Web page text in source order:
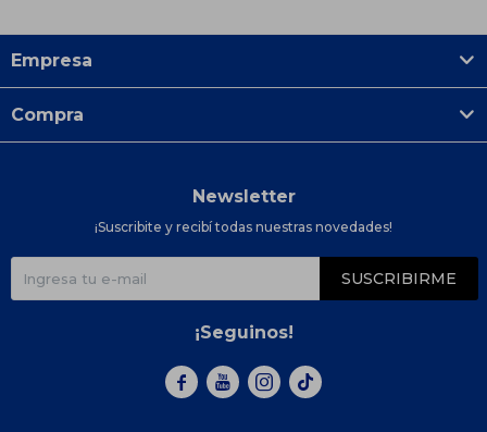
Empresa
Compra
Newsletter
¡Suscribite y recibí todas nuestras novedades!
SUSCRIBIRME
¡Seguinos!
  